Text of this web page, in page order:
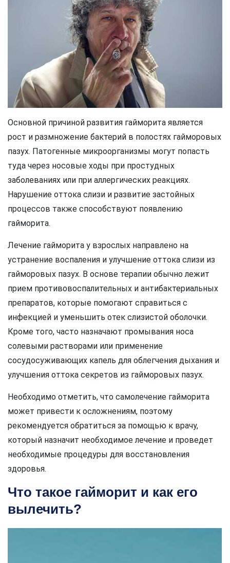
Основной причиной развития гайморита является
рост и размножение бактерий в полостях гайморовых
пазух. Патогенные микроорганизмы могут попасть
туда через носовые ходы при простудных
заболеваниях или при аллергических реакциях.
Нарушение оттока слизи и развитие застойных
процессов также способствуют появлению
гайморита.
Лечение гайморита у взрослых направлено на
устранение воспаления и улучшение оттока слизи из
гайморовых пазух. В основе терапии обычно лежит
прием противовоспалительных и антибактериальных
препаратов, которые помогают справиться с
инфекцией и уменьшить отек слизистой оболочки.
Кроме того, часто назначают промывания носа
солевыми растворами или применение
сосудосуживающих капель для облегчения дыхания и
улучшения оттока секретов из гайморовых пазух.
Необходимо отметить, что самолечение гайморита
может привести к осложнениям, поэтому
рекомендуется обратиться за помощью к врачу,
который назначит необходимое лечение и проведет
необходимые процедуры для восстановления
здоровья.
Что такое гайморит и как его
вылечить?